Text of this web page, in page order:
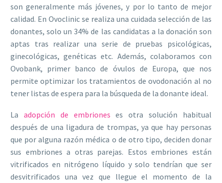
son generalmente más jóvenes, y por lo tanto de mejor
calidad. En Ovoclinic se realiza una cuidada selección de las
donantes, solo un 34% de las candidatas a la donación son
aptas tras realizar una serie de pruebas psicológicas,
ginecológicas, genéticas etc. Además, colaboramos con
Ovobank, primer banco de óvulos de Europa, que nos
permite optimizar los tratamientos de ovodonación al no
tener listas de espera para la búsqueda de la donante ideal.
La adopción de embriones es otra solución habitual
después de una ligadura de trompas, ya que hay personas
que por alguna razón médica o de otro tipo, deciden donar
sus embriones a otras parejas. Estos embriones están
vitrificados en nitrógeno líquido y solo tendrían que ser
desvitrificados una vez que llegue el momento de la